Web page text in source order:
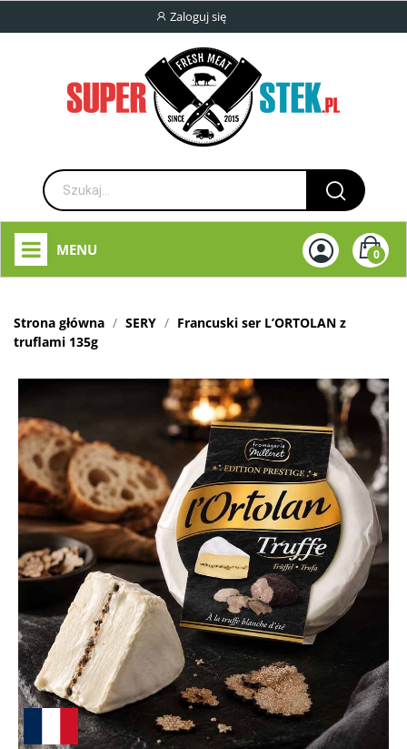
Zaloguj się
0
MENU
Strona główna SERY
Francuski ser L’ORTOLAN z
truflami 135g